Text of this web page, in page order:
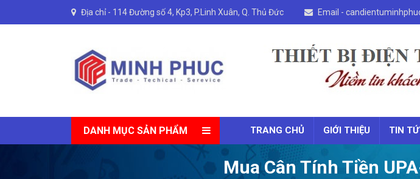
Địa chỉ - 114 Đường số 4, Kp3, P.Linh Xuân, Q. Thủ Đức Email -
DANH MỤC SẢN PHẨM TRANG CHỦ GIỚI THIỆU TIN
Mua Cân Tính Tiền